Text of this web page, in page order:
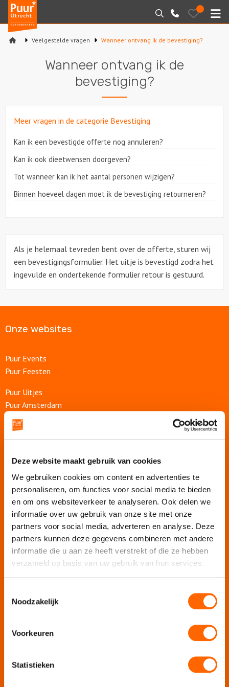
Deze website maakt gebruik van cookies
We gebruiken cookies om content en advertenties te
personaliseren, om functies voor social media te bieden
en om ons websiteverkeer te analyseren. Ook delen we
informatie over uw gebruik van onze site met onze
partners voor social media, adverteren en analyse. Deze
partners kunnen deze gegevens combineren met andere
informatie die u aan ze heeft verstrekt of die ze hebben
verzameld op basis van uw gebruik van hun services.
Noodzakelijk
Voorkeuren
Statistieken
Puur*
Utrecht
bedrijfsuitjes
Zoeken
030-
2145099
Bewaarde
uitjes
Varen
Sport en spel
Rondleidingen
Veelgestelde vragen Wanneer ontvang ik de bevestiging?
Wanneer ontvang ik de
bevestiging?
Meer vragen in de categorie Bevestiging
Kan ik een bevestigde offerte nog annuleren?
Kan ik ook dieetwensen doorgeven?
Tot wanneer kan ik het aantal personen wijzigen?
Binnen hoeveel dagen moet ik de bevestiging retourneren?
Als je helemaal tevreden bent over de offerte, sturen wij
een bevestigingsformulier. Het uitje is bevestigd zodra het
ingevulde en ondertekende formulier retour is gestuurd.
Onze websites
Puur Events
Puur Feesten
Puur Uitjes
Puur Amsterdam
Puur Rotterdam
Puur Den Haag
Escape Room Mysterium
Vergaderlocatie De Grote Werf
Vergaderlocatie Rotterdam View
Vergaderlocatie Dak van Amsterdam
Mobiele escaperoom De Strijd
Wij organiseren jouw
Groepsuitje
Teambuilding